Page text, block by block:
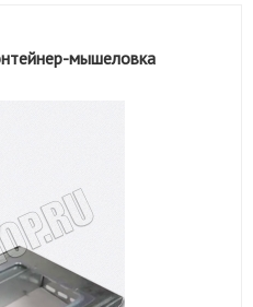
мышеловка